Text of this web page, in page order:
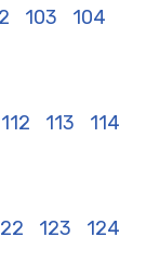
103 104
112 113 114
123 124